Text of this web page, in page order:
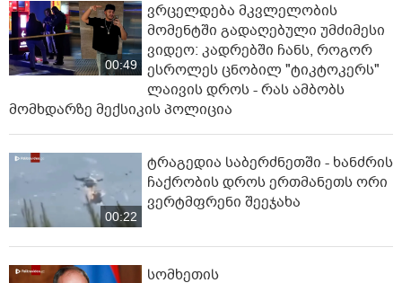
00:49
ვრცელდება მკვლელობის
მომენტში გადაღებული უმძიმესი
ვიდეო: კადრებში ჩანს, როგორ
ესროლეს ცნობილ "ტიკტოკერს"
ლაივის დროს - რას ამბობს
მომხდარზე მექსიკის პოლიცია
00:22
ტრაგედია საბერძნეთში - ხანძრის
ჩაქრობის დროს ერთმანეთს ორი
ვერტმფრენი შეეჯახა
სომხეთის